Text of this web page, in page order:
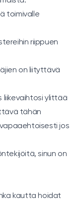
toimivalle
riippuen
on liityttävä
liikevaihtosi ylittää
tähän
jos
sinun on
kautta hoidat